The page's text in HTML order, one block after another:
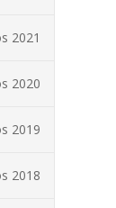
2021
2020
2019
2018